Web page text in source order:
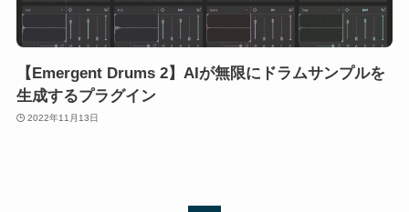
【Emergent Drums 2】AIが無限にドラムサンプルを
生成するプラグイン
2022年11月13日